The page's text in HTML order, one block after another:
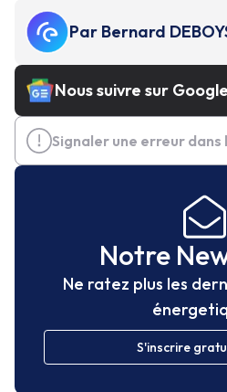
Par Bernard
Nous suivre sur Google
Signaler une erreur
Notre
Ne ratez plus les
S'inscrire